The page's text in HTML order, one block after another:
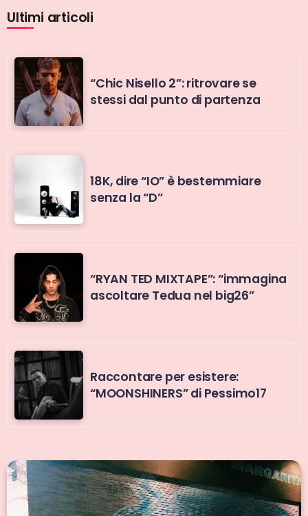
Ultimi articoli
“Chic Nisello 2”: ritrovare se
stessi dal punto di partenza
18K, dire “IO” è bestemmiare
senza la “D”
“RYAN TED MIXTAPE”: “immagina
ascoltare Tedua nel big26”
Raccontare per esistere:
“MOONSHINERS” di Pessimo17